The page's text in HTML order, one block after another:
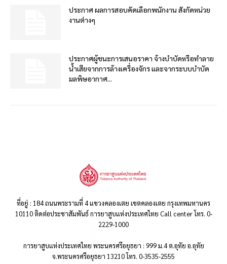
ประกาศ ผลการสอบคัดเลือกพนักงาน สังกัดหน่วย
งานต่างๆ
ประกาศผู้ชนะการเสนอราคา จ้างบำบัดหรือทำลาย
น้ำเสียจากการล้างเครื่องจักร และจากระบบบำบัด
มลพิษอากาศ...
ที่อยู่ : 184 ถนนพระรามที่ 4 แขวงคลองเตย เขตคลองเตย กรุงเทพมหานคร
10110 ติดต่อประชาสัมพันธ์ การยาสูบแห่งประเทศไทย Call center โทร. 0-
2229-1000
การยาสูบแห่งประเทศไทย พระนครศรีอยุธยา : 999 ม.4 ต.อุทัย อ.อุทัย
จ.พระนครศรีอยุธยา 13210 โทร. 0-3535-2555